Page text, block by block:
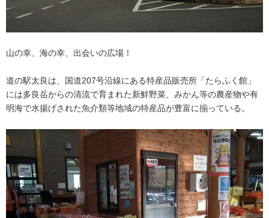
山の幸、海の幸、出会いの広場！
道の駅太良は、国道207号沿線にある特産品販売所「たらふく館」
には多良岳からの清流で育まれた新鮮野菜、みかん等の農産物や有
明海で水揚げされた魚介類等地域の特産品が豊富に揃っている。